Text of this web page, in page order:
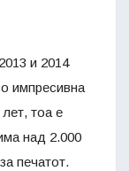
и 2014
импресивна
тоа е
над 2.000
печатот.